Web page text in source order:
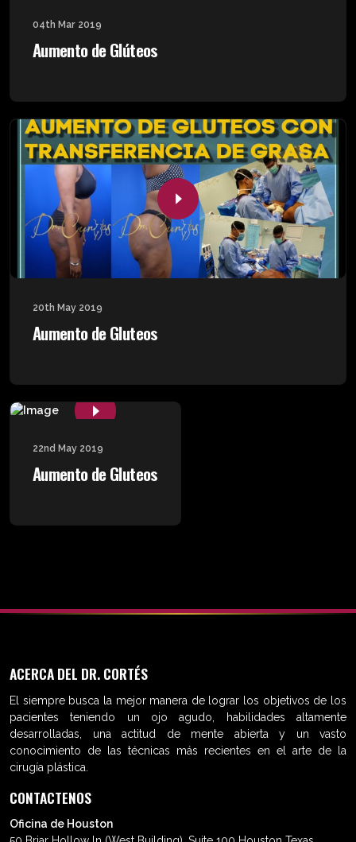
04th Mar 2019
Aumento de Glúteos
20th May 2019
Aumento de Gluteos
22nd May 2019
Aumento de Gluteos
ACERCA DEL DR. CORTÉS
El siempre busca la mejor manera de lograr los objetivos de los
pacientes teniendo un ojo agudo, habilidades altamente
desarrolladas, una actitud de mente abierta y un vasto
conocimiento de las técnicas más recientes en el arte de la
cirugía plástica.
CONTACTENOS
Oficina de Houston